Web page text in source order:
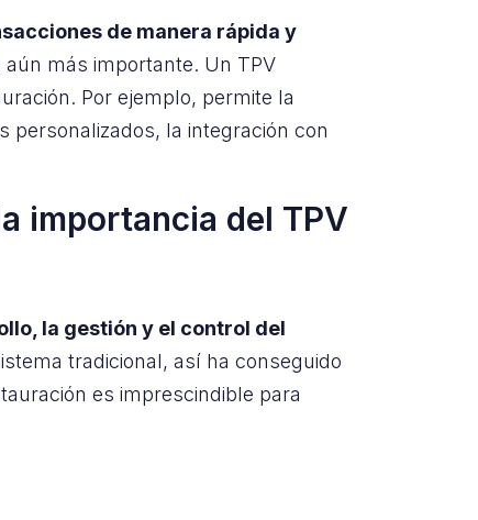
de manera rápida y
más importante. Un TPV
Por ejemplo, permite la
personalizados, la integración con
importancia del TPV
la gestión y el control del
tradicional, así ha conseguido
es imprescindible para